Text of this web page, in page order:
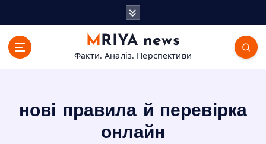
MRIYA news
Факти. Аналіз. Перспективи
нові правила й перевірка
онлайн